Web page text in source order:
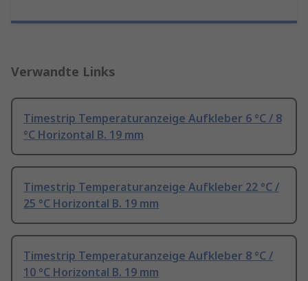
Verwandte Links
Timestrip Temperaturanzeige Aufkleber 6 °C / 8
°C Horizontal B. 19 mm
Timestrip Temperaturanzeige Aufkleber 22 °C /
25 °C Horizontal B. 19 mm
Timestrip Temperaturanzeige Aufkleber 8 °C /
10 °C Horizontal B. 19 mm